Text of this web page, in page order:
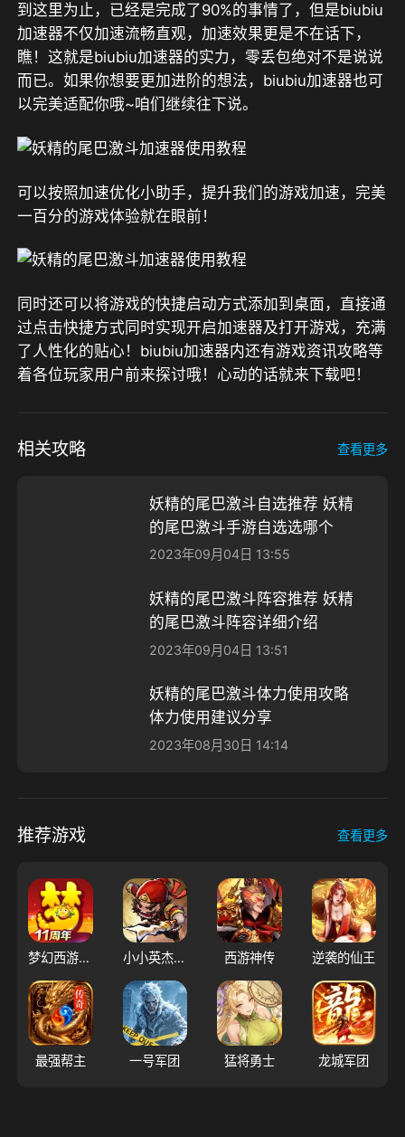
到这里为止，已经是完成了90%的事情了，但是biubiu
加速器不仅加速流畅直观，加速效果更是不在话下，
瞧！这就是biubiu加速器的实力，零丢包绝对不是说说
而已。如果你想要更加进阶的想法，biubiu加速器也可
以完美适配你哦~咱们继续往下说。
可以按照加速优化小助手，提升我们的游戏加速，完美
一百分的游戏体验就在眼前！
同时还可以将游戏的快捷启动方式添加到桌面，直接通
过点击快捷方式同时实现开启加速器及打开游戏，充满
了人性化的贴心！biubiu加速器内还有游戏资讯攻略等
着各位玩家用户前来探讨哦！心动的话就来下载吧！
相关攻略 查看更多
妖精的尾巴激斗自选推荐 妖精
的尾巴激斗手游自选选哪个​
2023年09月04日 13:55
妖精的尾巴激斗阵容推荐 妖精
的尾巴激斗阵容详细介绍
2023年09月04日 13:51
妖精的尾巴激斗体力使用攻略
体力使用建议分享
2023年08月30日 14:14
推荐游戏 查看更多
梦幻西游（大陆服） 小小英杰：合战天下 西游神传 逆袭的仙王
最强帮主 一号军团 猛将勇士 龙城军团